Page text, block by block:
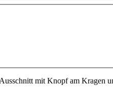
mit Knopf am Kragen